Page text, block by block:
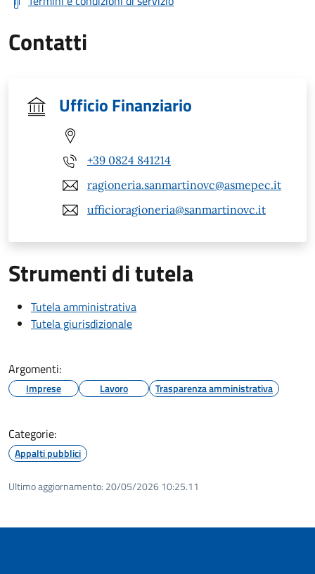
Contatti
Ufficio Finanziario
+39 0824 841214
ragioneria.sanmartinovc@asmepec.it
ufficioragioneria@sanmartinovc.it
Strumenti di tutela
Tutela amministrativa
Tutela giurisdizionale
Argomenti:
Imprese Lavoro Trasparenza amministrativa
Categorie:
Appalti pubblici
Ultimo aggiornamento: 20/05/2026 10:25.11